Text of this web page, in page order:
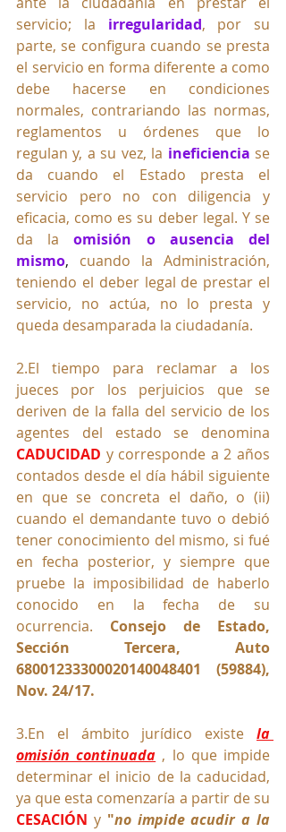
servicio; la irregularidad, por su
parte, se configura cuando se presta
el servicio en forma diferente a como
debe hacerse en condiciones
normales, contrariando las normas,
reglamentos u órdenes que lo
regulan y, a su vez, la ineficiencia se
da cuando el Estado presta el
servicio pero no con diligencia y
eficacia, como es su deber legal. Y se
da la
omisión o ausencia del
mismo, cuando la Administración,
teniendo el deber legal de prestar el
servicio, no actúa, no lo presta y
queda desamparada la ciudadanía.
2.El tiempo para reclamar a los
jueces por los perjuicios que se
deriven de la falla del servicio de los
CADUCIDAD y corresponde a 2 años
contados desde el día hábil siguiente
en que se concreta el daño, o (ii)
cuando el demandante tuvo o debió
tener conocimiento del mismo, si fué
en fecha posterior, y siempre que
pruebe la imposibilidad de haberlo
conocido en la fecha de su
ocurrencia. Consejo de Estado,
Sección Tercera, Auto
68001233300020140048401 (59884),
Nov. 24/17.
3.En el ámbito jurídico existe la
omisión continuada , lo que impide
determinar el inicio de la caducidad,
CESACIÓN y "no impide acudir a la